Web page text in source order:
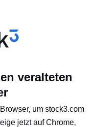
veralteten
um stock3.com
jetzt auf Chrome,